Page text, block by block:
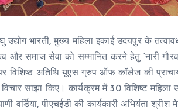
उद्योग भारती, मुख्य महिला इकाई उदयपुर के
और समाज सेवा को सम्मानित करने हेतु ‘नारी
विशिष्ठ अतिथि यूएस ग्रुप ऑफ कॉलेज की
साझा किए। कार्यक्रम में 30 विशिष्ट
वर्डिया, पीएचईडी की कार्यकारी अभियंता श्रीश